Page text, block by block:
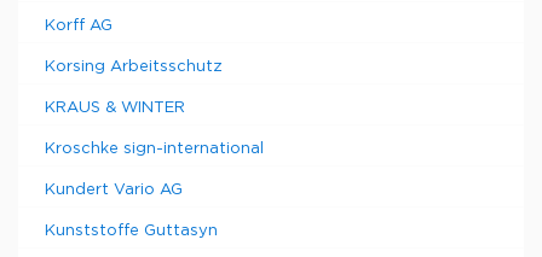
Korff AG
Korsing Arbeitsschutz
KRAUS & WINTER
Kroschke sign-international
Kundert Vario AG
Kunststoffe Guttasyn